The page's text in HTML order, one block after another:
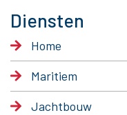
Diensten
Home
Maritiem
Jachtbouw